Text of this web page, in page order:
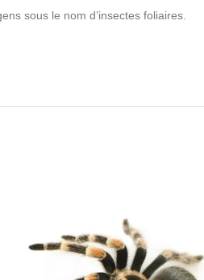
sous le nom d’insectes foliaires.